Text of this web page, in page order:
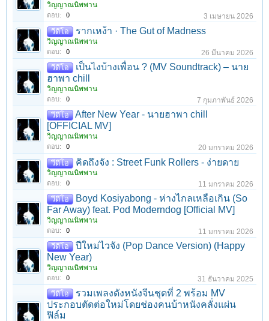
วิญญาณนิพพาน
ตอบ: 0 3 เมษายน 2026
วีดีโอ รากเหง้า · The Gut of Madness
วิญญาณนิพพาน
ตอบ: 0 26 มีนาคม 2026
วีดีโอ
เป็นไงบ้างเพื่อน ? (MV Soundtrack) – นาย
ฮาพา chill
วิญญาณนิพพาน
ตอบ: 0 7 กุมภาพันธ์ 2026
วีดีโอ
After New Year - นายฮาพา chill
[OFFICIAL MV]
วิญญาณนิพพาน
ตอบ: 0 20 มกราคม 2026
วีดีโอ คิดถึงจัง : Street Funk Rollers - ง่ายดาย
วิญญาณนิพพาน
ตอบ: 0 11 มกราคม 2026
วีดีโอ
Boyd Kosiyabong - ห่างไกลเหลือเกิน (So
Far Away) feat. Pod Moderndog [Official MV]
วิญญาณนิพพาน
ตอบ: 0 11 มกราคม 2026
วีดีโอ
ปีใหม่ไวจัง (Pop Dance Version) (Happy
New Year)
วิญญาณนิพพาน
ตอบ: 0 31 ธันวาคม 2025
วีดีโอ
รวมเพลงดังหนังจีนชุดที่ 2 พร้อม MV
ประกอบตัดต่อใหม่โดยช่องคนบ้าหนังคลั่งแผ่น
ฟิล์ม